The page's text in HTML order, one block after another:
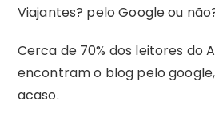
Viajantes? pelo Google ou
Cerca de 70% dos leitores do
encontram o blog pelo
acaso.